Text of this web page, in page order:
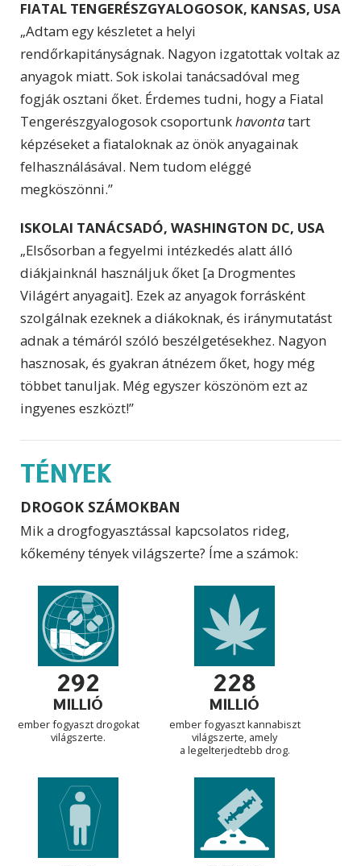
FIATAL TENGERÉSZGYALOGOSOK, KANSAS, USA
„Adtam egy készletet a helyi
rendőrkapitányságnak. Nagyon izgatottak voltak az
anyagok miatt. Sok iskolai tanácsadóval meg
fogják osztani őket. Érdemes tudni, hogy a Fiatal
Tengerészgyalogosok csoportunkhavontatart
képzéseket a fiataloknak az önök anyagainak
felhasználásával. Nem tudom eléggé
megköszönni.”
ISKOLAI TANÁCSADÓ, WASHINGTON DC, USA
„Elsősorban a fegyelmi intézkedés alatt álló
diákjainknál használjuk őket [a Drogmentes
Világért anyagait]. Ezek az anyagok forrásként
szolgálnak ezeknek a diákoknak, és iránymutatást
adnak a témáról szóló beszélgetésekhez. Nagyon
hasznosak, és gyakran átnézem őket, hogy még
többet tanuljak. Még egyszer köszönöm ezt az
ingyenes eszközt!”
TÉNYEK
DROGOK SZÁMOKBAN
Mik a drogfogyasztással kapcsolatos rideg,
kőkemény tények világszerte? Íme a számok:
292
MILLIÓ
ember fogyaszt drogokat
világszerte.
228
MILLIÓ
ember fogyaszt kannabiszt
világszerte, amely
a legelterjedtebb drog.